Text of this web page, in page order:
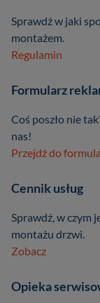
Sprawdź w jaki
montażem.
Regulamin
Formularz
Coś poszło nie
nas!
Przejdź do
Cennik usług
Sprawdź, w czym
montażu drzwi.
Zobacz
Opieka